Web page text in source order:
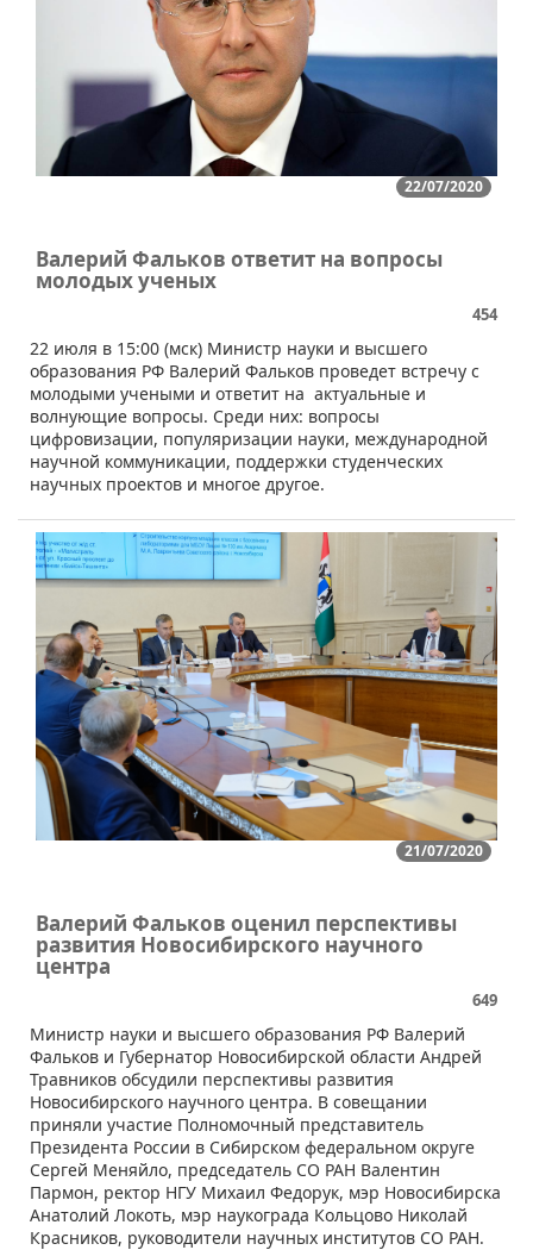
22/07/2020
Валерий Фальков ответит на вопросы
молодых ученых
454
22 июля в 15:00 (мск) Министр науки и высшего
образования РФ Валерий Фальков проведет встречу с
молодыми учеными и ответит на актуальные и
волнующие вопросы. Среди них: вопросы
цифровизации, популяризации науки, международной
научной коммуникации, поддержки студенческих
научных проектов и многое другое.
21/07/2020
Валерий Фальков оценил перспективы
развития Новосибирского научного
центра
649
​Министр науки и высшего образования РФ Валерий
Фальков и Губернатор Новосибирской области Андрей
Травников обсудили перспективы развития
Новосибирского научного центра. В совещании
приняли участие Полномочный представитель
Президента России в Сибирском федеральном округе
Сергей Меняйло, председатель СО РАН Валентин
Пармон, ректор НГУ Михаил Федорук, мэр Новосибирска
Анатолий Локоть, мэр наукограда Кольцово Николай
Красников, руководители научных институтов СО РАН.